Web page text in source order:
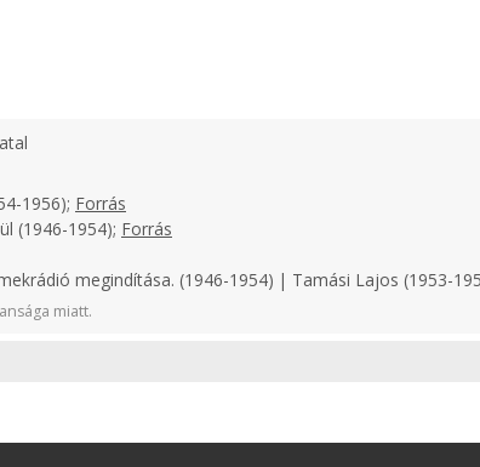
1956); Forrás
(1946-1954); Forrás
megindítása. (1946-1954) | Tamási Lajos (1953-
miatt.